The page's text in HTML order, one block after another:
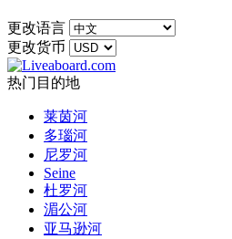
更改语言
更改货币
热门目的地
莱茵河
多瑙河
尼罗河
Seine
杜罗河
湄公河
亚马逊河